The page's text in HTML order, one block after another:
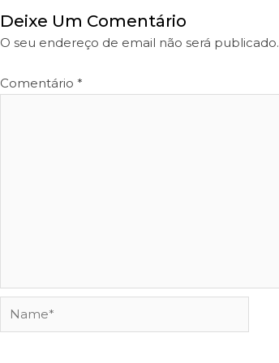
Deixe Um Comentário
O seu endereço de email não será publicado.
Comentário *
Name*